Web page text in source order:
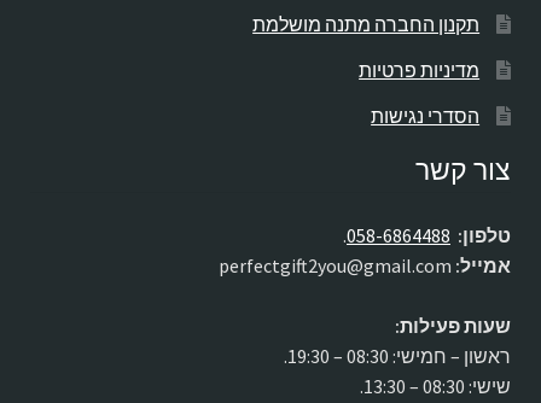
תקנון החברה מתנה מושלמת
מדיניות פרטיות
הסדרי נגישות
צור קשר
טלפון: 058-6864488
.
אמייל:
שעות פעילות:
ראשון – חמישי: 08:30 – 19:30.
שישי: 08:30 – 13:30.